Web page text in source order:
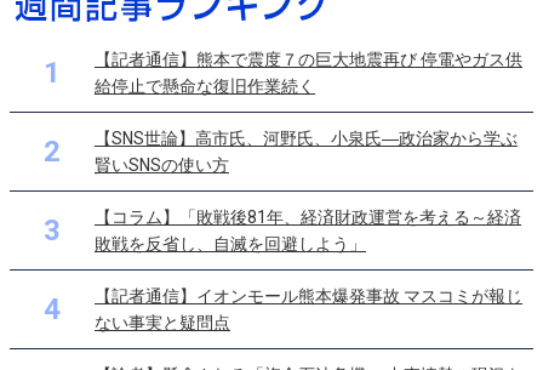
1
【記者通信】熊本で震度７の巨大地震再び 停電やガス供
給停止で懸命な復旧作業続く
2
【SNS世論】高市氏、河野氏、小泉氏―政治家から学ぶ
賢いSNSの使い方
3
【コラム】「敗戦後81年、経済財政運営を考える～経済
敗戦を反省し、自滅を回避しよう」
4
【記者通信】イオンモール熊本爆発事故 マスコミが報じ
ない事実と疑問点